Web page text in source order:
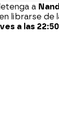
a
librarse de
a las